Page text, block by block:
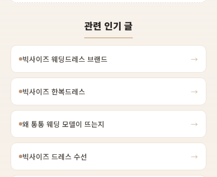
관련 인기 글
빅사이즈 웨딩드레스 브랜드 →
빅사이즈 한복드레스 →
왜 통통 웨딩 모델이 뜨는지 →
빅사이즈 드레스 수선 →